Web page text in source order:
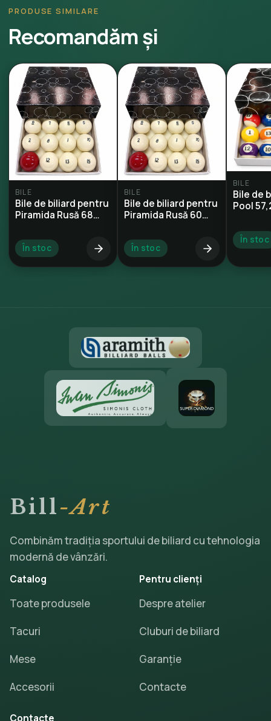
PRODUSE SIMILARE
Recomandăm și
BILE
Bile de biliard pentru
Piramida Rusă 68
În stoc
BILE
Bile de biliard pentru
Piramida Rusă 60
În stoc
BILE
Bile de
Pool
În stoc
Bill-Art
Combinăm tradiția sportului de biliard cu tehnologia
modernă de vânzări.
Catalog
Toate produsele
Tacuri
Mese
Accesorii
Pentru clienți
Despre atelier
Cluburi de biliard
Garanție
Contacte
Contacte